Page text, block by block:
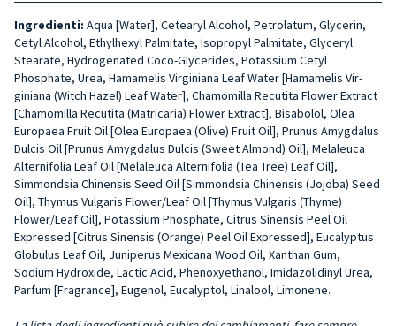
Ingredienti: Aqua [Water], Cetearyl Alcohol, Petrolatum, Glycerin,
Cetyl Al­cohol, Ethylhexyl Palmitate, Isopropyl Palmitate, Glyceryl
Stearate, Hydro­genated Coco-Glycerides, Potassium Cetyl
Phosphate, Urea, Hamamelis Virginiana Leaf Water [Hamamelis Vir­
giniana (Witch Hazel) Leaf Water], Cha­momilla Recutita Flower Extract
[Cha­momilla Recutita (Matricaria) Flower Extract], Bisabolol, Olea
Europaea Fru­it Oil [Olea Europaea (Olive) Fruit Oil], Prunus Amygdalus
Dulcis Oil [Prunus Amygdalus Dulcis (Sweet Almond) Oil], Melaleuca
Alternifolia Leaf Oil [Me­laleuca Alternifolia (Tea Tree) Leaf Oil],
Simmondsia Chinensis Seed Oil [Sim­mondsia Chinensis (Jojoba) Seed
Oil], Thymus Vulgaris Flower/Leaf Oil [Thy­mus Vulgaris (Thyme)
Flower/Leaf Oil], Potassium Phosphate, Citrus Sinensis Peel Oil
Expressed [Citrus Sinensis (O­range) Peel Oil Expressed], Eucalyptus
Globulus Leaf Oil, Juniperus Mexica­na Wood Oil, Xanthan Gum,
Sodium Hydroxide, Lactic Acid, Phenoxyetha­nol, Imidazolidinyl Urea,
Parfum [Fra­grance], Eugenol, Eucalyptol, Linalo­ol, Limonene.